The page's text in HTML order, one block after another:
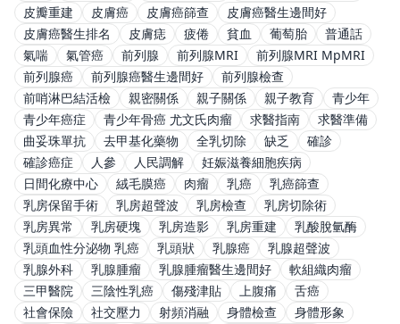
皮瓣重建
皮膚癌 皮膚癌篩查
皮膚癌醫生邊間好
皮膚癌醫生排名
皮膚痣 疲倦 貧血 葡萄胎
普通話
氣喘
氣管癌 前列腺 前列腺MRI
前列腺MRI MpMRI
前列腺癌
前列腺癌醫生邊間好
前列腺檢查
前哨淋巴結活檢
親密關係 親子關係 親子教育
青少年
青少年癌症
青少年骨癌 尤文氏肉瘤 求醫指南
求醫準備
曲妥珠單抗
去甲基化藥物 全乳切除 缺乏
確診
確診癌症
人參 人民調解
妊娠滋養細胞疾病
日間化療中心
絨毛膜癌 肉瘤 乳癌
乳癌篩查
乳房保留手術
乳房超聲波 乳房檢查
乳房切除術
乳房異常
乳房硬塊 乳房造影 乳房重建
乳酸脫氫酶
乳頭血性分泌物 乳癌
乳頭狀 乳腺癌
乳腺超聲波
乳腺外科
乳腺腫瘤 乳腺腫瘤醫生邊間好
軟組織肉瘤
三甲醫院
三陰性乳癌 傷殘津貼 上腹痛
舌癌
社會保險
社交壓力 射頻消融 身體檢查
身體形象